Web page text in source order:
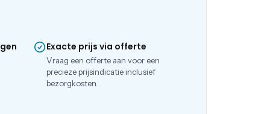
Exacte prijs via offerte
Vraag een offerte aan voor een
precieze prijsindicatie inclusief
bezorgkosten.